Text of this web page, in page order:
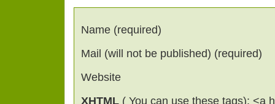
Name (required)
Mail (will not be published) (required)
Website
XHTML ( You can use these tags): <a